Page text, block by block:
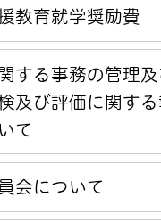
教育就学奨励費
する事務の管理
及び評価に関す
て
会について